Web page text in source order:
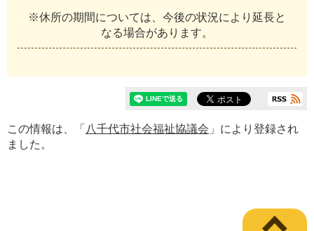
※休所の期 間については 今後の状況に よ り 延長と
なる場合があ り ま す。
この情報は、「 八千代市社会福祉協議会 」により登録され
ました。